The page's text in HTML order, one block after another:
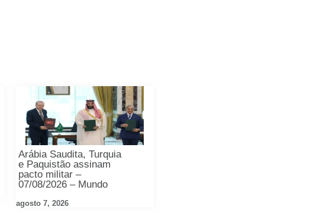
Arábia Saudita, Turquia
e Paquistão assinam
pacto militar –
07/08/2026 – Mundo
agosto 7, 2026